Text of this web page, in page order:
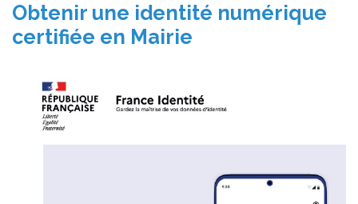
Obtenir une identité numérique
certifiée en Mairie